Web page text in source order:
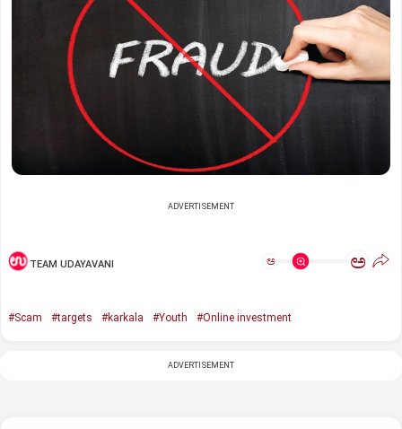
ADVERTISEMENT
TEAM UDAYAVANI ಅ ಅ
#Scam #targets #karkala #Youth #Online investment
ADVERTISEMENT